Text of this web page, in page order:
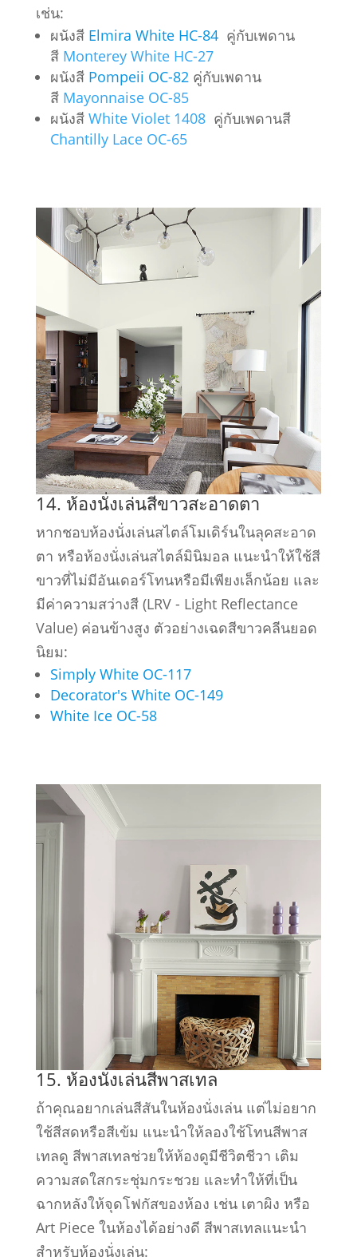
เช่น:
ผนังสี Elmira White HC-84คู่กับเพดาน
สี Monterey White HC-27
ผนังสี Pompeii OC-82คู่กับเพดาน
สี Mayonnaise OC-85
ผนังสี White Violet 1408 คู่กับเพดานสี
Chantilly Lace OC-65
14. ห้องนั่งเล่นสีขาวสะอาดตา
หากชอบห้องนั่งเล่นสไตล์โมเดิร์นในลุคสะอาด
ตา หรือห้องนั่งเล่นสไตล์มินิมอล แนะนำให้ใช้สี
ขาวที่ไม่มีอันเดอร์โทนหรือมีเพียงเล็กน้อย และ
มีค่าความสว่างสี (LRV - Light Reflectance
Value) ค่อนข้างสูง ตัวอย่างเฉดสีขาวคลีนยอด
นิยม:
Simply White OC-117
Decorator's White OC-149
White Ice OC-58
15. ห้องนั่งเล่นสีพาสเทล
ถ้าคุณอยากเล่นสีสันในห้องนั่งเล่น แต่ไม่อยาก
ใช้สีสดหรือสีเข้ม แนะนำให้ลองใช้โทนสีพาส
เทลดู สีพาสเทลช่วยให้ห้องดูมีชีวิตชีวา เติม
ความสดใสกระชุ่มกระชวย และทำให้ที่เป็น
ฉากหลังให้จุดโฟกัสของห้อง เช่น เตาผิง หรือ
Art Piece ในห้องได้อย่างดี สีพาสเทลแนะนำ
สำหรับห้องนั่งเล่น: